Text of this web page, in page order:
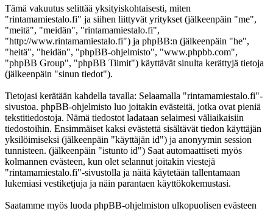
Tämä vakuutus selittää yksityiskohtaisesti, miten
"rintamamiestalo.fi" ja siihen liittyvät yritykset (jälkeenpäin "me",
"meitä", "meidän", "rintamamiestalo.fi",
"http://www.rintamamiestalo.fi") ja phpBB:n (jälkeenpäin "he",
"heitä", "heidän", "phpBB-ohjelmisto", "www.phpbb.com",
"phpBB Group", "phpBB Tiimit") käyttävät sinulta kerättyjä tietoja
(jälkeenpäin "sinun tiedot").
Tietojasi kerätään kahdella tavalla: Selaamalla "rintamamiestalo.fi"-
sivustoa. phpBB-ohjelmisto luo joitakin evästeitä, jotka ovat pieniä
tekstitiedostoja. Nämä tiedostot ladataan selaimesi väliaikaisiin
tiedostoihin. Ensimmäiset kaksi evästettä sisältävät tiedon käyttäjän
yksilöimiseksi (jälkeenpäin "käyttäjän id") ja anonyymin session
tunnisteen. (jälkeenpäin "istunto id") Saat automaattiseti myös
kolmannen evästeen, kun olet selannut joitakin viestejä
"rintamamiestalo.fi"-sivustolla ja näitä käytetään tallentamaan
lukemiasi vestiketjuja ja näin parantaen käyttökokemustasi.
Saatamme myös luoda phpBB-ohjelmiston ulkopuolisen evästeen